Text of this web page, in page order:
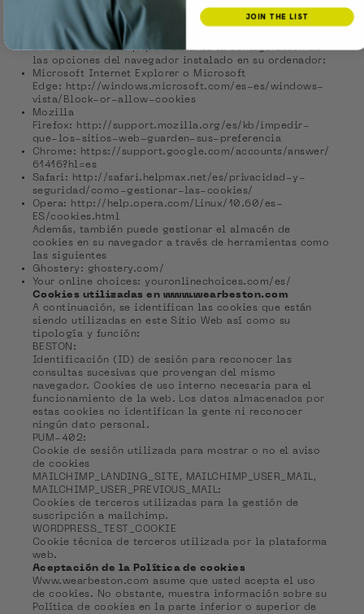
en cualquier momento elegir qué cookies quiere que
funcionen en este sitio web.
Puede usted permitir, bloquear o eliminar las cookies
instaladas en su equipo mediante la configuración de
las opciones del navegador instalado en su ordenador:
Microsoft Internet Explorer o Microsoft
Edge:
http://windows.microsoft.com/es-es/windows-
vista/Block-or-allow-cookies
Mozilla
Firefox:
http://support.mozilla.org/es/kb/impedir-
que-los-sitios-web-guarden-sus-preferencia
Chrome:
https://support.google.com/accounts/answer/
61416?hl=es
Safari:
http://safari.helpmax.net/es/privacidad-y-
seguridad/como-gestionar-las-cookies/
Opera:
http://help.opera.com/Linux/10.60/es-
ES/cookies.html
Además, también puede gestionar el almacén de
cookies en su navegador a través de herramientas como
las siguientes
Ghostery: ghostery.com/
Your online choices: youronlinechoices.com/es/
Cookies utilizadas en www.wearbeston.com
A continuación, se identifican las cookies que están
siendo utilizadas en este Sitio Web así como su
tipología y función:
BESTON:
Identificación (ID) de sesión para reconocer las
consultas sucesivas que provengan del mismo
navegador. Cookies de uso interno necesaria para el
funcionamiento de la web. Los datos almacenados por
estas cookies no identifican la gente ni reconocer
ningún dato personal.
PUM-402:
Cookie de sesión utilizada para mostrar o no el aviso
de cookies
MAILCHIMP_LANDING_SITE, MAILCHIMP_USER_MAIL,
MAILCHIMP_USER_PREVIOUS_MAIL:
Cookies de terceros utilizadas para la gestión de
suscripción a mailchimp.
WORDPRESS_TEST_COOKIE
Cookie técnica de terceros utilizada por la plataforma
web.
Aceptación de la Política de cookies
Www.wearbeston.com asume que usted acepta el uso
de cookies. No obstante, muestra información sobre su
Política de cookies en la parte inferior o superior de
JOIN THE LIST